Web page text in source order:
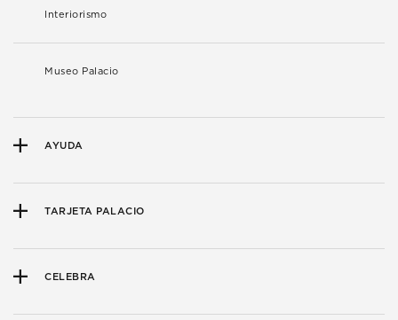
Interiorismo
Museo Palacio
AYUDA
TARJETA PALACIO
CELEBRA